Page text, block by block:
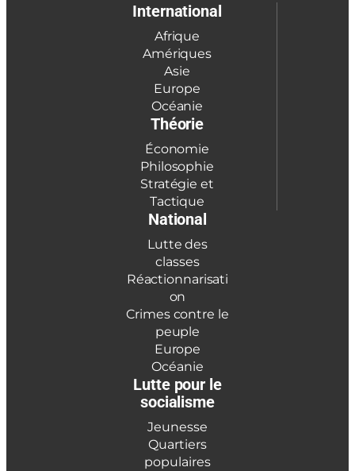
International
Afrique
Amériques
Asie
Europe
Océanie
Théorie
Économie
Philosophie
Stratégie et
Tactique
National
Lutte des
classes
Réactionnarisati
on
Crimes contre le
peuple
Europe
Océanie
Lutte pour le
socialisme
Jeunesse
Quartiers
populaires